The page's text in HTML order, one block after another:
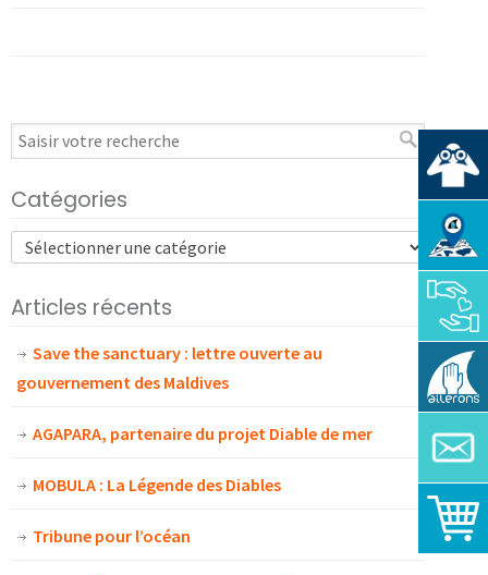
Catégories
Articles récents
Save the sanctuary : lettre ouverte au
gouvernement des Maldives
AGAPARA, partenaire du projet Diable de mer
MOBULA : La Légende des Diables
Tribune pour l’océan